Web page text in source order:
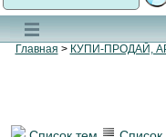
Главная > КУПИ-ПРОДАЙ,